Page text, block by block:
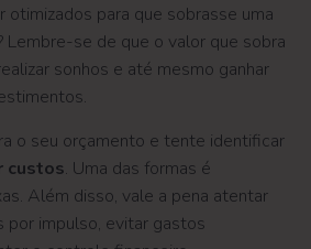
otimizados para que sobrasse uma
Lembre-se de que o valor que sobra
sonhos e até mesmo ganhar
o seu orçamento e tente identificar
custos. Uma das formas é
Além disso, vale a pena atentar
por impulso, evitar gastos